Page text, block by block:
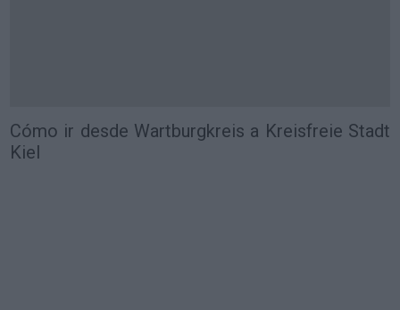
Cómo ir desde Wartburgkreis a Kreisfreie Stadt
Kiel